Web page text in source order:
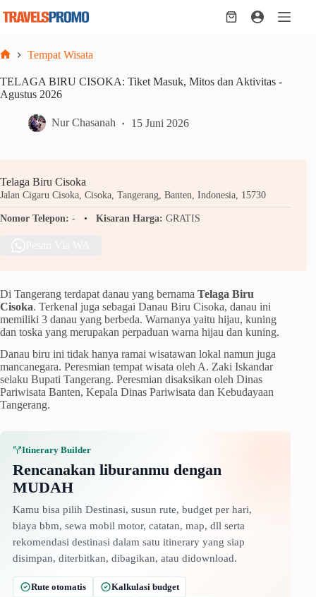
Shopping
Tempat Wisata
TELAGA BIRU CISOKA: Tiket Masuk, Mitos dan Aktivitas -
Agustus 2026
Nur Chasanah 15 Juni 2026
Telaga Biru Cisoka
Jalan Cigaru Cisoka, Cisoka, Tangerang, Banten, Indonesia, 15730
Nomor Telepon: - Kisaran Harga: GRATIS
Di Tangerang terdapat danau yang bernama Telaga Biru
Cisoka. Terkenal juga sebagai Danau Biru Cisoka, danau ini
memiliki 3 danau yang berbeda. Warnanya yaitu hijau, kuning
dan toska yang merupakan perpaduan warna hijau dan kuning.
Danau biru ini tidak hanya ramai wisatawan lokal namun juga
mancanegara. Peresmian tempat wisata oleh A. Zaki Iskandar
selaku Bupati Tangerang. Peresmian disaksikan oleh Dinas
Pariwisata Banten, Kepala Dinas Pariwisata dan Kebudayaan
Tangerang.
Itinerary Builder
Rencanakan liburanmu dengan
MUDAH
Kamu bisa pilih Destinasi, susun rute, budget per hari,
biaya bbm, sewa mobil motor, catatan, map, dll serta
rekomendasi destinasi dalam satu itinerary yang siap
disimpan, diterbitkan, dibagikan, atau didownload.
Rute otomatis
Kalkulasi budget